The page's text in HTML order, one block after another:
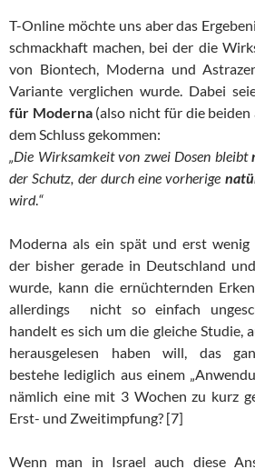
T-Online möchte uns aber das
schmackhaft machen, bei der die
von Biontech, Moderna und
Variante verglichen wurde. Dabei
für Moderna(also nicht für die beiden
dem Schluss gekommen:
„Die Wirksamkeit von zwei Dosen bleibt
der Schutz, der durch eine vorherige
wird.“
Moderna als ein spät und erst wenig
der bisher gerade in Deutschland
wurde, kann die ernüchternden
allerdings nicht so einfach
handelt es sich um die gleiche Studie,
herausgelesen haben will, das
bestehe lediglich aus einem
nämlich eine mit 3 Wochen zu kurz
Erst- und Zweitimpfung? [7]
Wenn man in Israel auch diese